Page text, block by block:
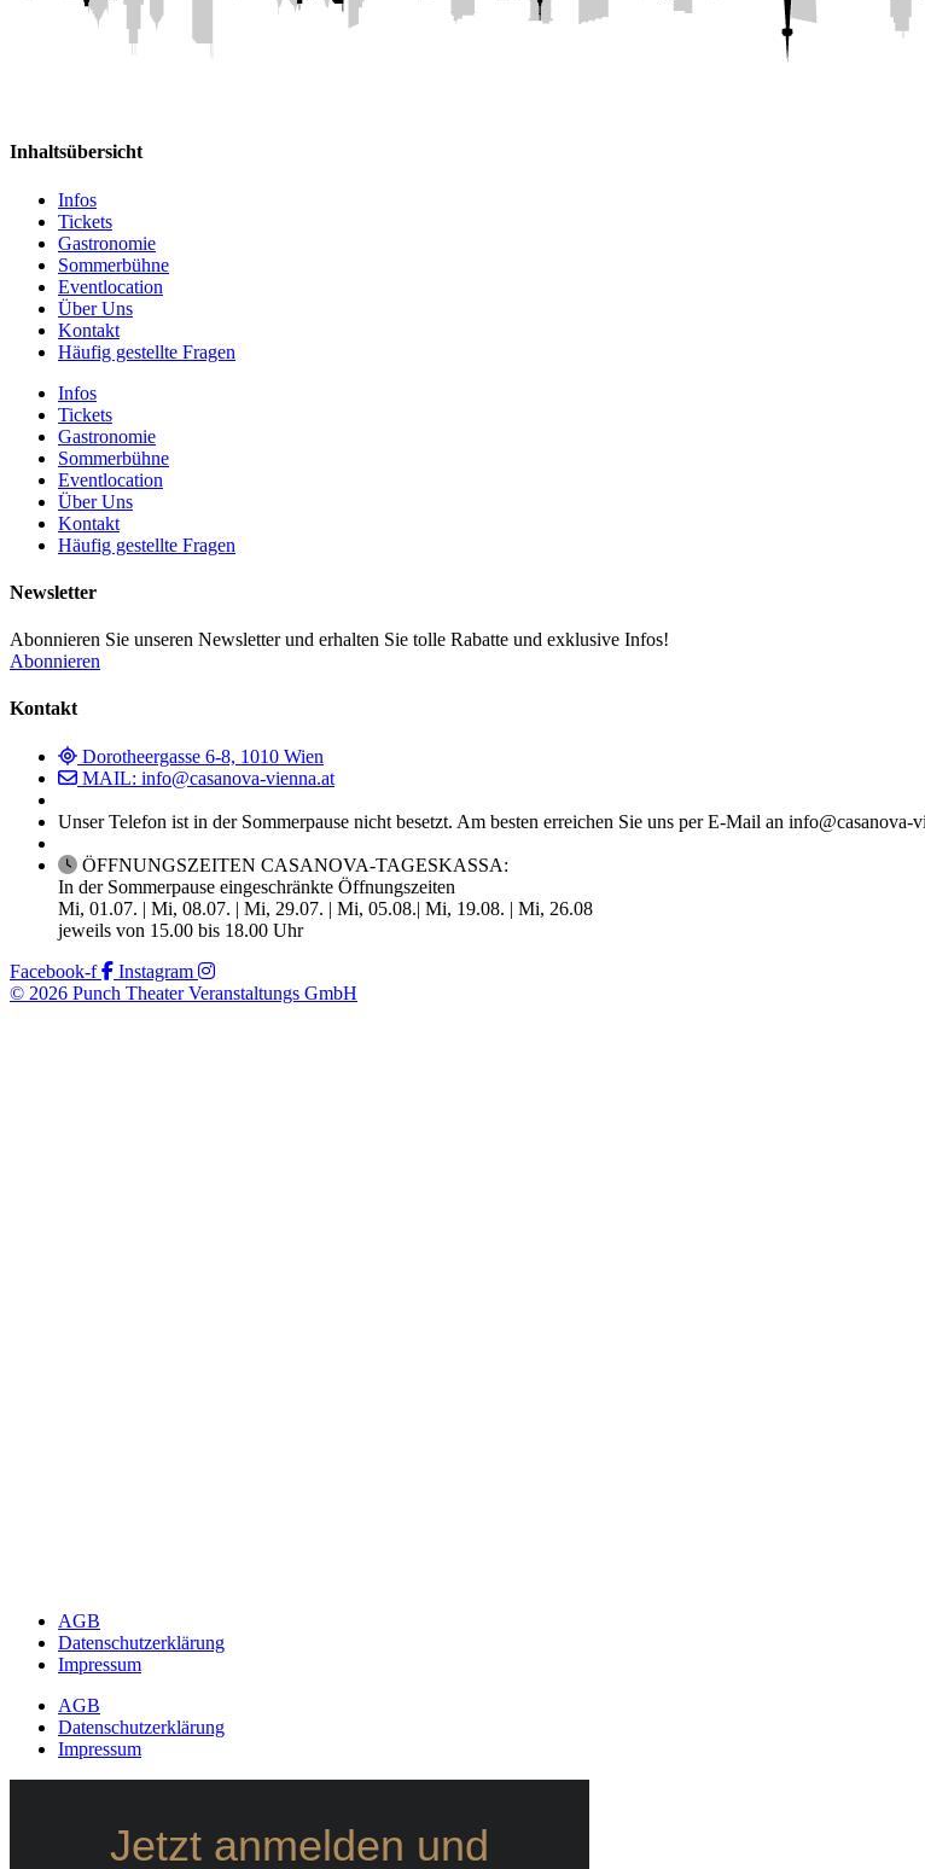
Inhaltsübersicht
Infos
Tickets
Gastronomie
Sommerbühne
Eventlocation
Über Uns
Kontakt
Häufig gestellte Fragen
Infos
Tickets
Gastronomie
Sommerbühne
Eventlocation
Über Uns
Kontakt
Häufig gestellte Fragen
Newsletter
Abonnieren Sie unseren Newsletter und erhalten Sie tolle Rabatte und exklusive Infos!
Abonnieren
Kontakt
Dorotheergasse 6-8, 1010 Wien
MAIL: info@casanova-vienna.at
Unser Telefon ist in der Sommerpause nicht besetzt. Am besten erreichen Sie uns per E-Mail an info@casanova-
ÖFFNUNGSZEITEN CASANOVA-TAGESKASSA:
In der Sommerpause eingeschränkte Öffnungszeiten
Mi, 01.07. | Mi, 08.07. | Mi, 29.07. | Mi, 05.08.| Mi, 19.08. | Mi, 26.08
jeweils von 15.00 bis 18.00 Uhr
Facebook-f
Instagram
© 2026 Punch Theater Veranstaltungs GmbH
AGB
Datenschutzerklärung
Impressum
AGB
Datenschutzerklärung
Impressum
Jetzt anmelden und